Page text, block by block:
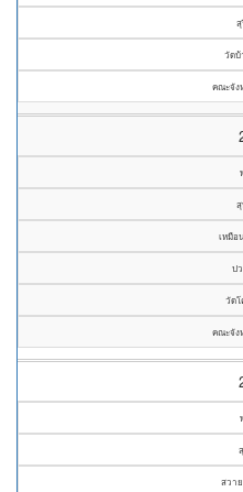
สุ
วัดบ้
คณะจัง
สุ
เหมือ
ป
วัดโ
คณะจัง
สวา